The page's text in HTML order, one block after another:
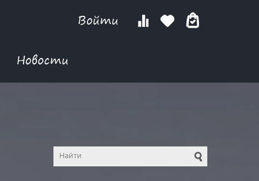
Войти
Новости